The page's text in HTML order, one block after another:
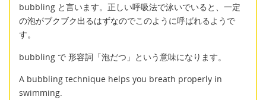
bubbling と言います。正しい呼吸法で泳いでいると、一定
の泡がブクブク出るはずなのでこのように呼ばれるようで
す。
bubbling で 形容詞「泡だつ」という意味になります。
A bubbling technique helps you breath properly in
swimming.